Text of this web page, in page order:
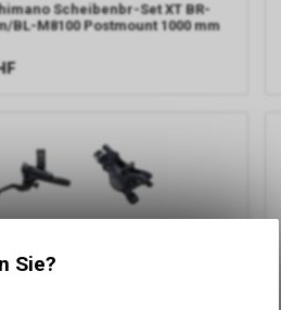
Scheibenbr-Set XT BR-
BL-M8100 Postmount 1000 mm
Sie?